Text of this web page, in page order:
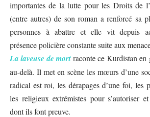
importantes de la lutte pour les Droits de
(entre autres) de son roman a renforcé sa
personnes à abattre et elle vit depuis
présence policière constante suite aux
La laveuse de mort raconte ce Kurdistan en
au-delà. Il met en scène les mœurs d’une
radical est roi, les dérapages d’une foi, les
les religieux extrémistes pour s’autoriser
dont ils font preuve.